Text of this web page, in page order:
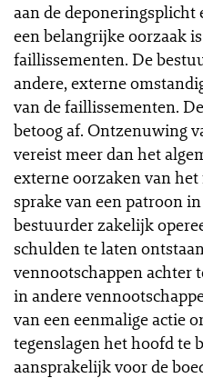
aan de
een belangrijke oorzaak
faillissementen. De
andere, externe
van de faillissementen.
betoog af. Ontzenuwing
vereist meer dan het
externe oorzaken van
sprake van een patroon
bestuurder zakelijk
schulden te laten
vennootschappen achter
in andere
van een eenmalige actie
tegenslagen het hoofd te
aansprakelijk voor de